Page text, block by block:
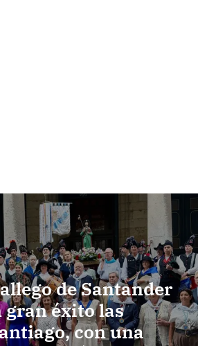
de Santander
gran éxito las
con una